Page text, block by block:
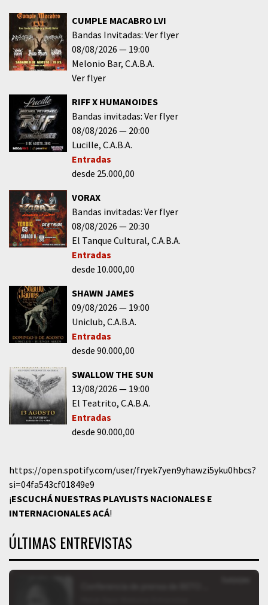
CUMPLE MACABRO LVI
Bandas Invitadas: Ver flyer
08/08/2026
19:00
Melonio Bar C.A.B.A.
Ver flyer
RIFF X HUMANOIDES
Bandas invitadas: Ver flyer
08/08/2026
20:00
Lucille C.A.B.A.
Entradas
desde 25.000,00
VORAX
Bandas invitadas: Ver flyer
08/08/2026
20:30
El Tanque Cultural C.A.B.A.
Entradas
desde 10.000,00
SHAWN JAMES
09/08/2026
19:00
Uniclub C.A.B.A.
Entradas
desde 90.000,00
SWALLOW THE SUN
13/08/2026
19:00
El Teatrito C.A.B.A.
Entradas
desde 90.000,00
https://open.spotify.com/user/fryek7yen9yhawzi5yku0hbcs?
si=04fa543cf01849e9
¡ESCUCHÁ NUESTRAS PLAYLISTS NACIONALES E
INTERNACIONALESACÁ!
ÚLTIMAS ENTREVISTAS